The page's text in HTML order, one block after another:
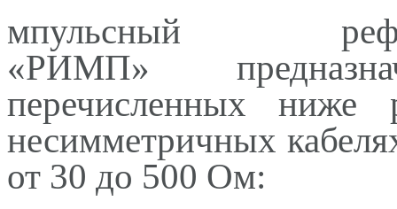
мпульсный
«РИМП»
перечисленных
несимметричных
от 30 до 500 Ом: